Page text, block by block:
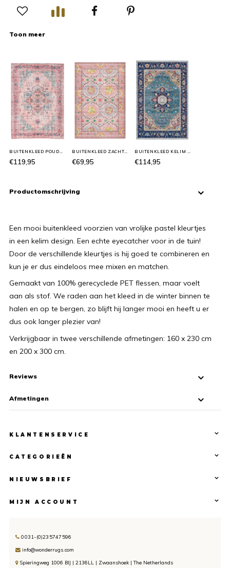
Toon meer
€119,95 €69,95 €114,95
Productomschrijving
Een mooi buitenkleed voorzien van vrolijke pastel kleurtjes
in een kelim design. Een echte eyecatcher voor in de tuin!
Door de verschillende kleurtjes is hij goed te combineren en
kun je er dus eindeloos mee mixen en matchen.
Gemaakt van 100% gerecyclede PET flessen, maar voelt
aan als stof. We raden aan het kleed in de winter binnen te
halen en op te bergen, zo blijft hij langer mooi en heeft u er
dus ook langer plezier van!
Verkrijgbaar in twee verschillende afmetingen: 160 x 230 cm
en 200 x 300 cm.
Reviews
Afmetingen
KLANTENSERVICE
CATEGORIEËN
NIEUWSBRIEF
MIJN ACCOUNT
0031-(0)235747596
info@wonderrugs.com
Spieringweg 1006 BIJ | 2136LL | Zwaanshoek | The Netherlands